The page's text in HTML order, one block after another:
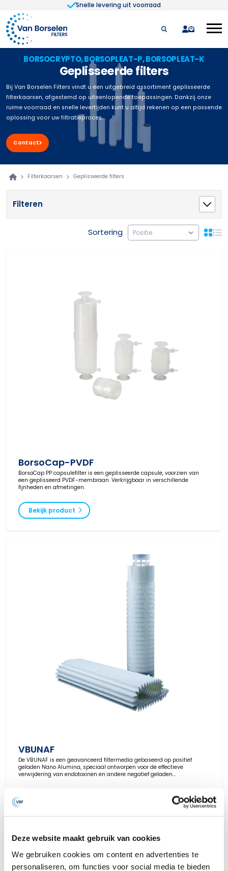
Deze website maakt gebruik van cookies
We gebruiken cookies om content en advertenties te
personaliseren, om functies voor social media te bieden
Snelle levering uit voorraad
Ga naar de inhoud
quote
BORSOCRYPTO, BORSOPLEAT-P, BORSOPLEAT-K
Geplisseerde filters
Bij Van Borselen Filters vindt u een uitgebreid assortiment geplisseerde
filterkaarsen, afgestemd op uiteenlopende toepassingen. Dankzij onze
ruime voorraad en snelle levertijden kunt u altijd rekenen op een passende
oplossing voor uw filtratieproces.
Contact
Filterkaarsen Geplisseerde filters
Filteren
Sortering
BorsoCap-PVDF
BorsoCap PP capsulefilter is een geplisseerde capsule, voorzien van
een geplisseerd PVDF-membraan. Verkrijgbaar in verschillende
fijnheden en afmetingen.
Bekijk product
VBUNAF
De VBUNAF is een geavanceerd filtermedia gebaseerd op positief
geladen Nano Alumina, speciaal ontworpen voor de effectieve
verwijdering van endotoxinen en andere negatief geladen